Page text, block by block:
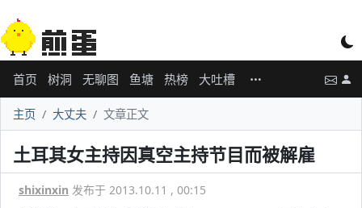
首页 树洞 无聊图 鱼塘 热榜 大吐槽
主页 大丈夫 文章正文
土耳其女主持因真空主持节目而被解雇
shixinxin 发布于 2013.10.11 , 00:15